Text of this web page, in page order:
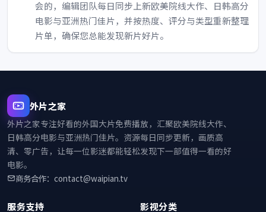
会的，编辑团队每日同步上新欧美院线大作、日韩高分
电影与亚洲热门佳片，并按热度、评分与类型重新整理
片单，确保您总能发现新片好片。
外片之家
外片之家专注好看的外国大片免费播放，汇聚欧美院线大作、
日韩高分电影与亚洲热门佳片。资源每日同步更新，画质高
清、零广告，让每一位影迷都能轻松发现下一部值得一看的好
电影。
商务合作：contact@waipian.tv
服务支持 影视分类